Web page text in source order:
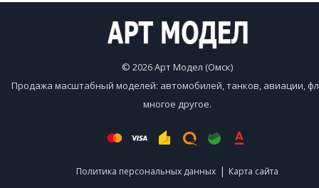
© 2026 Арт Модел (Омск)
Продажа масштабный моделей: автомобилей, танков, авиации,
многое другое.
Политика персональных данных | Карта сайта